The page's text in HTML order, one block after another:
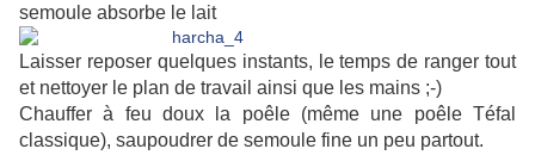
semoule absorbe le lait
Laisser reposer quelques instants, le temps de ranger tout
et nettoyer le plan de travail ainsi que les mains ;-)
Chauffer à feu doux la poêle (même une poêle Téfal
classique), saupoudrer de semoule fine un peu partout.